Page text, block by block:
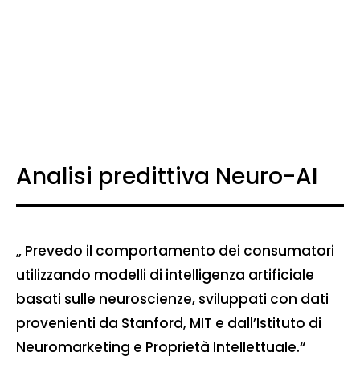
Analisi predittiva Neuro-AI
„ Prevedo il comportamento dei consumatori
utilizzando modelli di intelligenza artificiale
basati sulle neuroscienze, sviluppati con dati
provenienti da Stanford, MIT e dall’Istituto di
Neuromarketing e Proprietà Intellettuale.“